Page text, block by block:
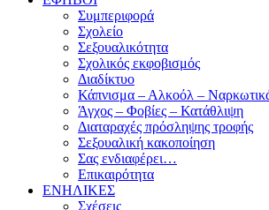
Συμπεριφορά
Σχολείο
Σεξουαλικότητα
Σχολικός εκφοβισμός
Διαδίκτυο
Κάπνισμα – Αλκοόλ –
Άγχος – Φοβίες – Κατάθλιψη
Διαταραχές πρόσληψης τροφής
Σεξουαλική κακοποίηση
Σας ενδιαφέρει…
Επικαιρότητα
ΕΝΗΛΙΚΕΣ
Σχέσεις